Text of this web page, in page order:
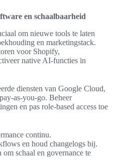
en schaalbaarheid
om nieuwe tools te laten
en marketingstack.
voor Shopify,
native AI-functies in
diensten van Google Cloud,
as-you-go. Beheer
en pas role-based access toe
continu.
en houd changelogs bij.
schaal en governance te